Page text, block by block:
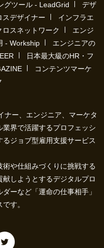
グツール - LeadGrid
デザ
スデザイナー
インフラエ
スネットワーク
エンジ
- Workship
エンジニアの
日本最大級のHR・フ
コンテンツマーケ
ナー、エンジニア、マーケタ
界で活躍するプロフェッシ
ジョブ型雇用支援サービス
や仕組みづくりに挑戦する
しようとするデジタルプロ
ーなど「運命の仕事相手」
す。